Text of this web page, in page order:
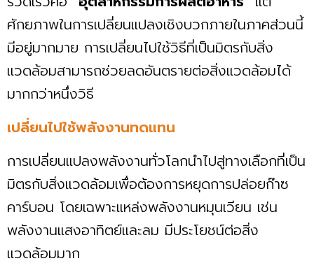
ศักยภาพในการเปลี่ยนแปลงเชิงบวกภายในภาคส่วนนี้
มีอยู่มากมาย การเปลี่ยนไปใช้วิธีที่เป็นมิตรกับสิ่ง
แวดล้อมสามารถช่วยลดอันตรายต่อสิ่งแวดล้อมได้
มากกว่าหนึ่งวิธี
เปลี่ยนไปใช้พลังงานทดแทน
การเปลี่ยนแปลงพลังงานทั่วโลกนำไปสู่ทางเลือกที่เป็น
มิตรกับสิ่งแวดล้อมเพื่อต้องการหยุดการปล่อยก๊าซ
คาร์บอน โดยเฉพาะแหล่งพลังงานหมุนเวียน เช่น
พลังงานแสงอาทิตย์และลม มีประโยชน์ต่อสิ่ง
แวดล้อมมาก